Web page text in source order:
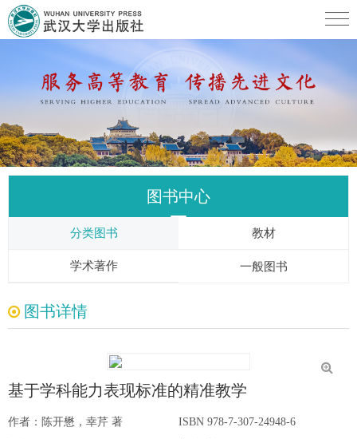
图书中心
分类图书 教材
学术著作 一般图书
图书详情
基于学科能力表现标准的精准教学
作者：陈开懋，幸芹 著
ISBN 978-7-307-24948-6